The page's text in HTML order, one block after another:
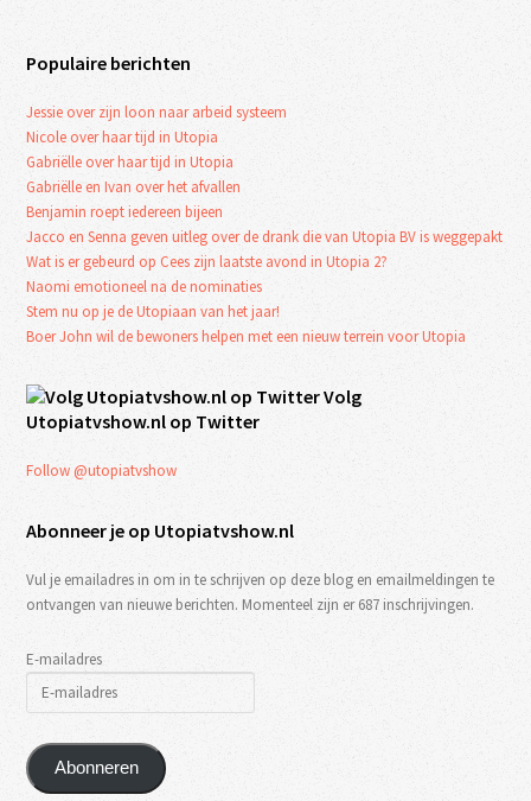
Populaire berichten
Jessie over zijn loon naar arbeid systeem
Nicole over haar tijd in Utopia
Gabriëlle over haar tijd in Utopia
Gabriëlle en Ivan over het afvallen
Benjamin roept iedereen bijeen
Jacco en Senna geven uitleg over de drank die van Utopia BV is weggepakt
Wat is er gebeurd op Cees zijn laatste avond in Utopia 2?
Naomi emotioneel na de nominaties
Stem nu op je de Utopiaan van het jaar!
Boer John wil de bewoners helpen met een nieuw terrein voor Utopia
Volg
Utopiatvshow.nl op Twitter
Follow @utopiatvshow
Abonneer je op Utopiatvshow.nl
Vul je emailadres in om in te schrijven op deze blog en emailmeldingen te
ontvangen van nieuwe berichten. Momenteel zijn er 687 inschrijvingen.
E-mailadres
Abonneren